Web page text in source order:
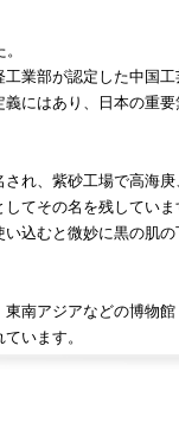
業部が認定した中国
にはあり、日本の
れ、紫砂工場で高海
てその名を残していま
込むと微妙に黒の肌
南アジアなどの博物
います。